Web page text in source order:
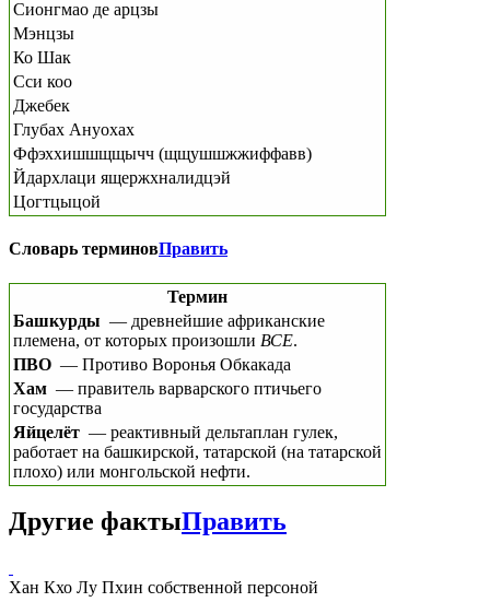
Сионгмао де арцзы
Мэнцзы
Ко Шак
Сси коо
Джебек
Глубах Ануохах
Ффэххишшщщычч (щщушшжжиффавв)
Йдархлаци ящержхналидцэй
Цогтцыцой
Словарь терминовПравить
Термин
Башкурды — древнейшие африканские
племена, от которых произошли ВСЕ.
ПВО — Противо Воронья Обкакада
Хам — правитель варварского птичьего
государства
Яйцелёт — реактивный дельтаплан гулек,
работает на башкирской, татарской (на татарской
плохо) или монгольской нефти.
Другие фактыПравить
Хан Кхо Лу Пхин собственной персоной